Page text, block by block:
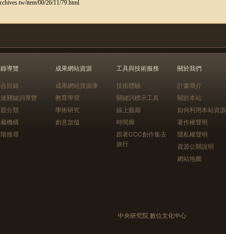
導覽
目錄
關鍵詞導覽
分類
機構
搜尋
成果網站資源
成果網站資源庫
教育學習
學術研究
創意加值
工具與技術服務
技術體驗
關鍵詞標示工具
線上藝廊
時間廊
跟著CCC創作集去
旅行
關於我們
計畫簡介
關於本站
如何利用本站資源
著作權聲明
隱私權聲明
資源公開說明
網站地圖
中央研究院 數位文化中心